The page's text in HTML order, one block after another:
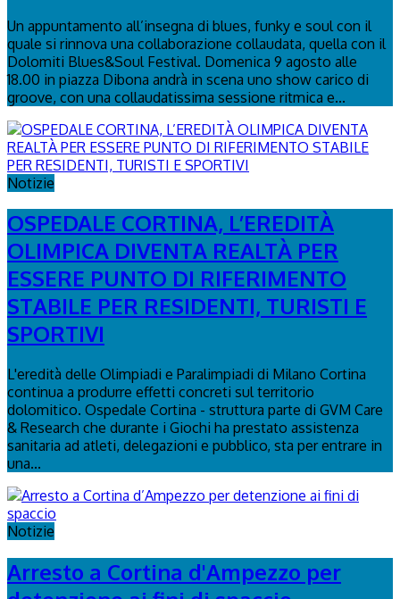
Un appuntamento all’insegna di blues, funky e soul con il
quale si rinnova una collaborazione collaudata, quella con il
Dolomiti Blues&Soul Festival. Domenica 9 agosto alle
18.00 in piazza Dibona andrà in scena uno show carico di
groove, con una collaudatissima sessione ritmica e...
Notizie
OSPEDALE CORTINA, L’EREDITÀ
OLIMPICA DIVENTA REALTÀ PER
ESSERE PUNTO DI RIFERIMENTO
STABILE PER RESIDENTI, TURISTI E
SPORTIVI
L'eredità delle Olimpiadi e Paralimpiadi di Milano Cortina
continua a produrre effetti concreti sul territorio
dolomitico. Ospedale Cortina - struttura parte di GVM Care
& Research che durante i Giochi ha prestato assistenza
sanitaria ad atleti, delegazioni e pubblico, sta per entrare in
una...
Notizie
Arresto a Cortina d'Ampezzo per